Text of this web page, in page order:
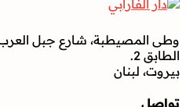
وطى المصيطبة، شارع جبل
الطابق 2.
بيروت، لبنان
تواصل